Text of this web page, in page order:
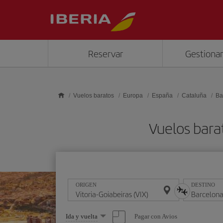
Reservar
Vuelos baratos Europa España Cataluña
Vuelos
ORIGEN DESTINO
Seleccione
Ida y vuelta Pagar con Avios